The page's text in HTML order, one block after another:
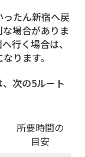
たん新宿へ戻
場合がありま
行く場合は、
ります。
次の5ルート
所要時間の
目安